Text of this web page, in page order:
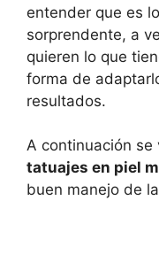
entender que es
sorprendente, a
quieren lo que
forma de
resultados.
A continuación se
tatuajes en piel
buen manejo de